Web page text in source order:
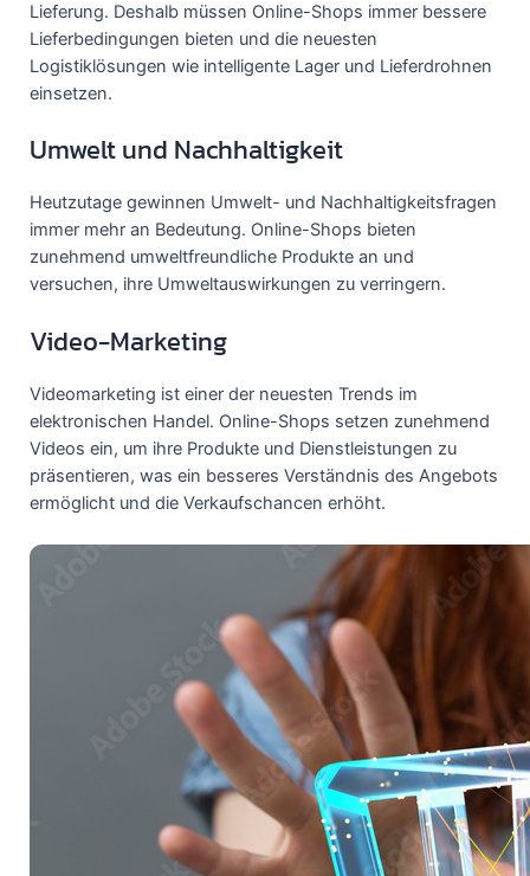
Lieferung. Deshalb müssen Online-Shops immer bessere
Lieferbedingungen bieten und die neuesten
Logistiklösungen wie intelligente Lager und Lieferdrohnen
einsetzen.
Umwelt und Nachhaltigkeit
Heutzutage gewinnen Umwelt- und Nachhaltigkeitsfragen
immer mehr an Bedeutung. Online-Shops bieten
zunehmend umweltfreundliche Produkte an und
versuchen, ihre Umweltauswirkungen zu verringern.
Video-Marketing
Videomarketing ist einer der neuesten Trends im
elektronischen Handel. Online-Shops setzen zunehmend
Videos ein, um ihre Produkte und Dienstleistungen zu
präsentieren, was ein besseres Verständnis des Angebots
ermöglicht und die Verkaufschancen erhöht.